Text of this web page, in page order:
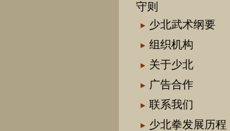
守则
少北武术纲要
组织机构
关于少北
广告合作
联系我们
少北拳发展历程